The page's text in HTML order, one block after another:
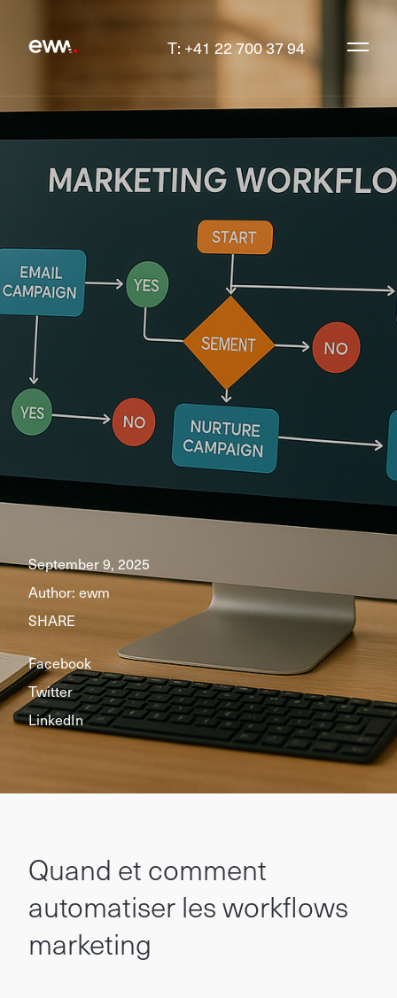
T: +41 22 700 37 94
September 9, 2025
Author: ewm
SHARE
Facebook
Twitter
LinkedIn
Quand et comment
automatiser les workflows
marketing